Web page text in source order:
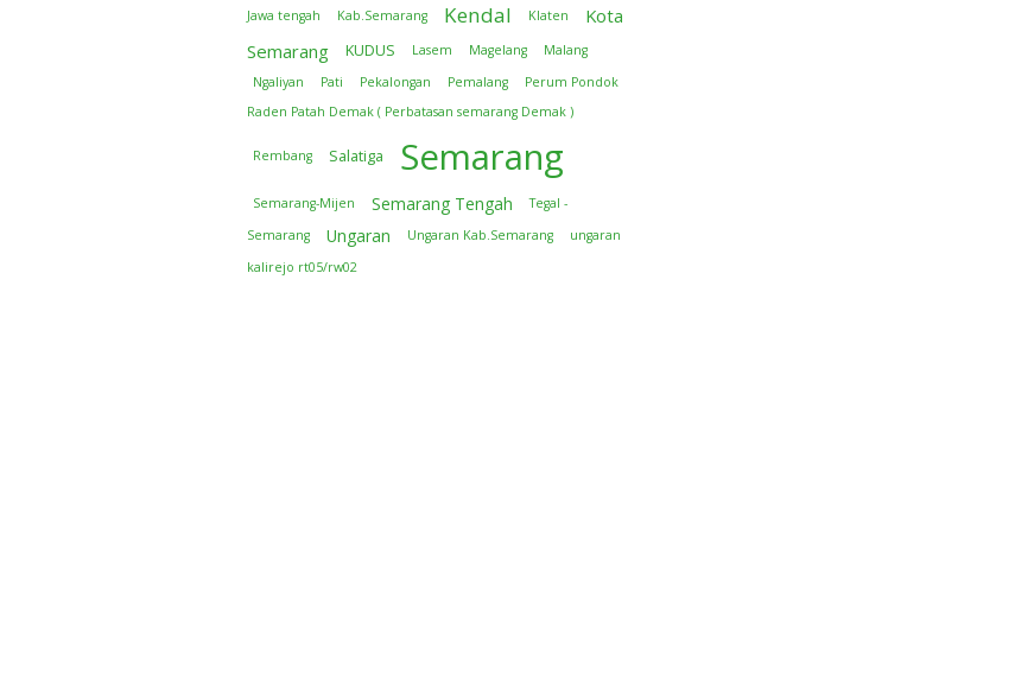
Jawa tengah
Kab.Semarang Kendal Klaten
Kota
Semarang
KUDUS Lasem Magelang
Malang
Ngaliyan
Pati Pekalongan Pemalang
Perum Pondok
Raden Patah Demak ( Perbatasan semarang Demak )
Rembang Salatiga Semarang
Semarang-Mijen Semarang Tengah
Tegal -
Semarang
Ungaran Ungaran Kab.Semarang
ungaran
kalirejo rt05/rw02